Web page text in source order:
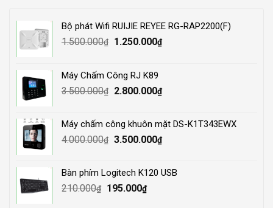
Bộ phát Wifi RUIJIE REYEE RG-RAP2200(F)
1.500.000₫
Original
1.500.000₫.
1.250.000₫Current
Máy Chấm Công RJ K89
3.500.000₫
Original
3.500.000₫.
2.800.000₫Current
2.800.000₫.
Máy chấm công khuôn mặt DS-K1T343EWX
4.000.000₫ Original
4.000.000₫.
3.500.000₫Current
3.500.000₫.
Bàn phím Logitech K120 USB
210.000₫
Original
195.000₫Current